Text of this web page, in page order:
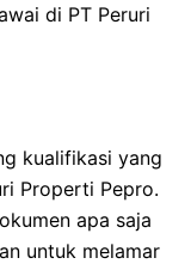
di PT Peruri
kualifikasi yang
Properti Pepro.
apa saja
untuk melamar